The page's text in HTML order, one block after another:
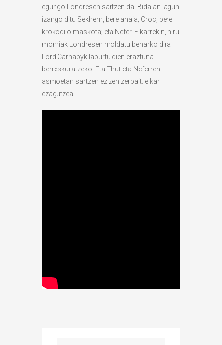
egungo Londresen sartzen da. Bidaian lagun
izango ditu Sekhem, bere anaia; Croc, bere
krokodilo maskota; eta Nefer. Elkarrekin, hiru
momiak Londresen moldatu beharko dira
Lord Carnabyk lapurtu dien eraztuna
berreskuratzeko. Eta Thut eta Neferren
asmoetan sartzen ez zen zerbait: elkar
ezagutzea.